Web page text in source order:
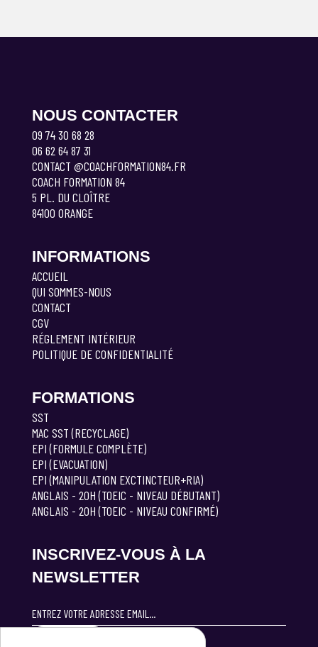
NOUS CONTACTER
09 74 30 68 28
06 62 64 87 31
CONTACT @COACHFORMATION84.FR
COACH FORMATION 84
5 PL. DU CLOÎTRE
84100 ORANGE
INFORMATIONS
ACCUEIL
QUI SOMMES-NOUS
CONTACT
CGV
RÉGLEMENT INTÉRIEUR
POLITIQUE DE CONFIDENTIALITÉ
FORMATIONS
SST
MAC SST (RECYCLAGE)
EPI (FORMULE COMPLÈTE)
EPI (EVACUATION)
EPI (MANIPULATION EXCTINCTEUR+RIA)
ANGLAIS - 20H (TOEIC - NIVEAU DÉBUTANT)
ANGLAIS - 20H (TOEIC - NIVEAU CONFIRMÉ)
INSCRIVEZ-VOUS À LA
NEWSLETTER